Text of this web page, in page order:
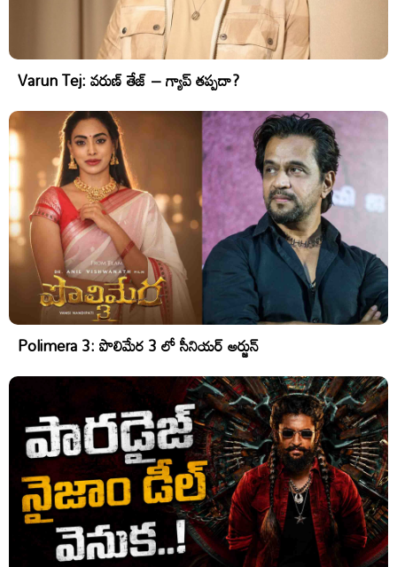
Varun Tej: వరుణ్ తేజ్ – గ్యాప్ తప్పదా?
Polimera 3: పొలిమేర 3 లో సీనియర్ అర్జున్